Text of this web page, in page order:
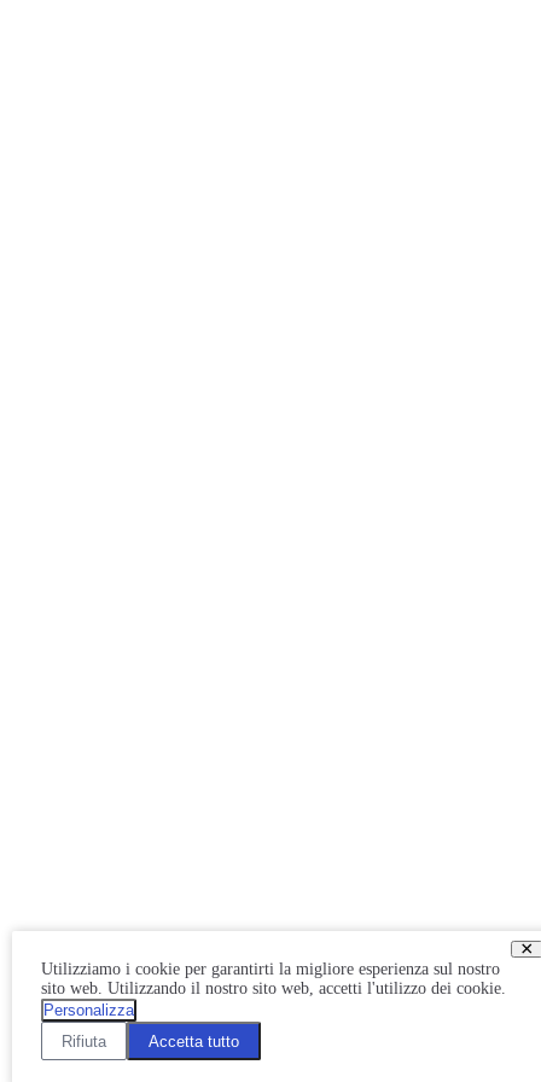
×
Utilizziamo i cookie per garantirti la migliore esperienza sul nostro
sito web. Utilizzando il nostro sito web, accetti l'utilizzo dei cookie.
Personalizza
Rifiuta
Accetta tutto